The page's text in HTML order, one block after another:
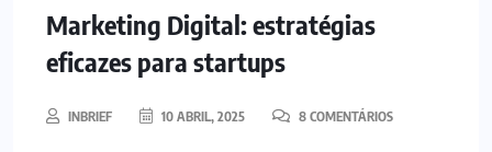
Marketing Digital: estratégias
eficazes para startups
INBRIEF 10 ABRIL, 2025 8 COMENTÁRIOS